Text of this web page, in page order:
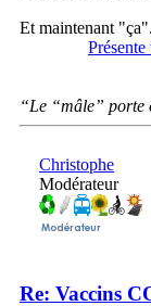
Et maintenant
“Le “mâle” porte
Christophe
Modérateur
Re: Vaccins